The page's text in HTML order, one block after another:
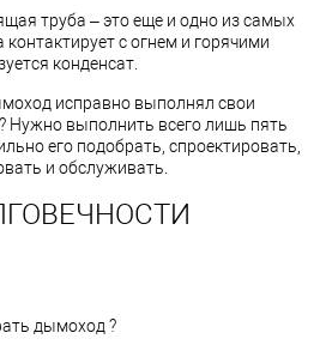
труба – это еще и одно из самых
с огнем и горячими
конденсат.
исправно выполнял свои
Нужно выполнить всего лишь пять
его подобрать, спроектировать,
и обслуживать.
дымоход ?